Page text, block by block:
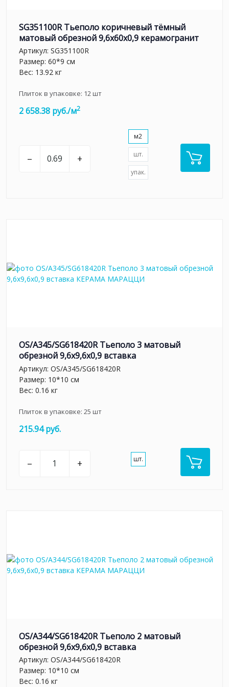
SG351100R Тьеполо коричневый тёмный
матовый обрезной 9,6x60x0,9 керамогранит
Артикул: SG351100R
Размер: 60*9 см
Вес: 13.92 кг
Плиток в упаковке: 12шт
2 658.38 руб./м2
– +
м2
шт.
упак.
OS/A345/SG618420R Тьеполо 3 матовый
обрезной 9,6x9,6x0,9 вставка
Артикул: OS/A345/SG618420R
Размер: 10*10 см
Вес: 0.16 кг
Плиток в упаковке: 25 шт
215.94 руб.
– + шт.
OS/A344/SG618420R Тьеполо 2 матовый
обрезной 9,6x9,6x0,9 вставка
Артикул: OS/A344/SG618420R
Размер: 10*10 см
Вес: 0.16 кг